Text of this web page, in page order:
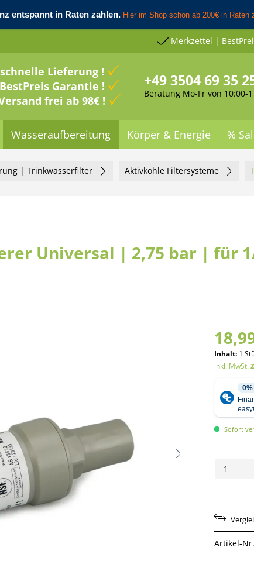
Merkzettel |
schnelle Lieferung !
BestPreis Garantie !
frei ab 98€ !
+49 3504 69 35
Beratung Mo-Fr von 10:00-
Wasseraufbereitung Körper & Energie %
| Trinkwasserfilter Aktivkohle Filtersysteme
Universal | 2,75 bar | für
Inhalt: 1
inkl. MwSt.
Sofort
Artikel-